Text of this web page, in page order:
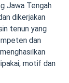
Jawa Tengah
dikerjakan
tenun yang
dan
motif dan